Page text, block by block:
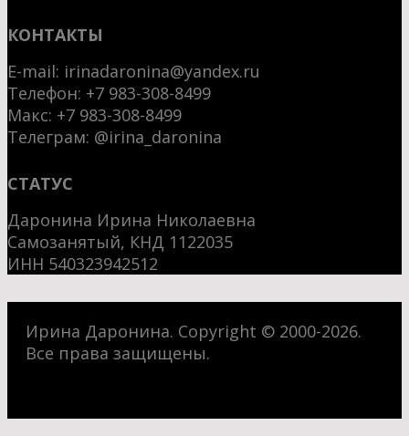
КОНТАКТЫ
E-mail: irinadaronina@yandex.ru
Телефон: +7 983-308-8499
Макс: +7 983-308-8499
Телеграм: @irina_daronina
СТАТУС
Даронина Ирина Николаевна
Самозанятый, КНД 1122035
ИНН 540323942512
Ирина Даронина. Copyright © 2000-2026.
Все права защищены.